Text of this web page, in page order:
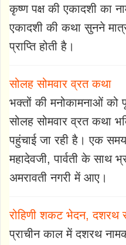
कृष्ण पक्ष की एकादशी का
एकादशी की कथा सुनने
प्राप्ति होती है।
सोलह सोमवार व्रत कथा
भक्तों की मनोकामनाओं को
सोलह सोमवार व्रत कथा
पहुंचाई जा रही है। एक
महादेवजी, पार्वती के साथ
अमरावती नगरी में आए।
रोहिणी शकट भेदन, दशरथ
प्राचीन काल में दशरथ